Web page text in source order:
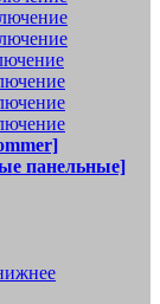
панельные]